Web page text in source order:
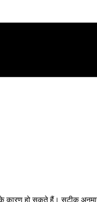
के कारण हो सकते हैं। सटीक